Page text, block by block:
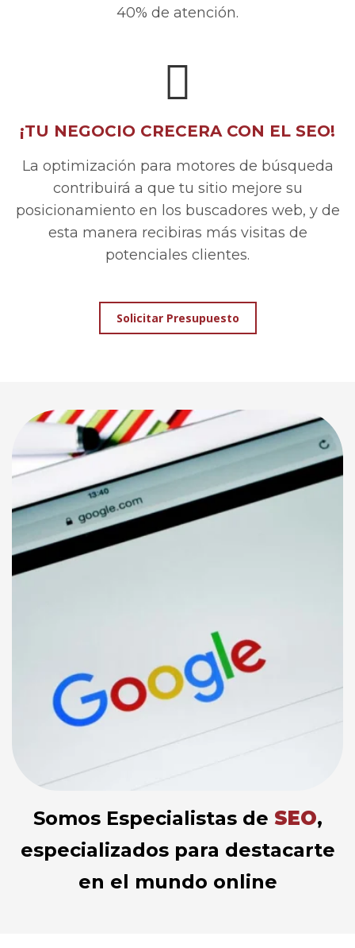
40% de atención.
¡TU NEGOCIO CRECERA CON EL SEO!
La optimización para motores de búsqueda
contribuirá a que tu sitio mejore su
posicionamiento en los buscadores web, y de
esta manera recibiras más visitas de
potenciales clientes.
Solicitar Presupuesto
Somos Especialistas de SEO,
especializados para destacarte
en el mundo online